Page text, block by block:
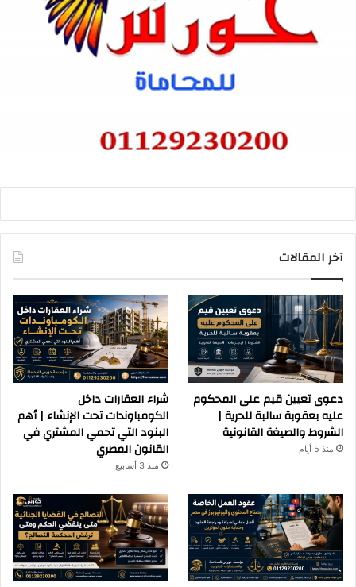
آخر المقالات
دعوى تعيين قيم على المحكوم
عليه بعقوبة سالبة للحرية |
الشروط والصيغة القانونية
منذ 5 أيام
شراء العقارات داخل
الكومباوندات تحت الإنشاء | أهم
البنود التي تحمي المشتري في
القانون المصري
منذ 3 أسابيع